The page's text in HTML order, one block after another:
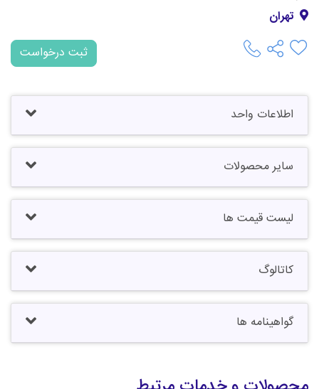
تهران
ثبت درخواست
اطلاعات واحد
سایر محصولات
لیست قیمت ها
کاتالوگ
گواهینامه ها